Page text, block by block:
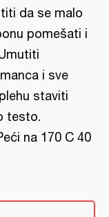
da se malo
pomešati i
i sve
staviti
testo.
na 170 C 40